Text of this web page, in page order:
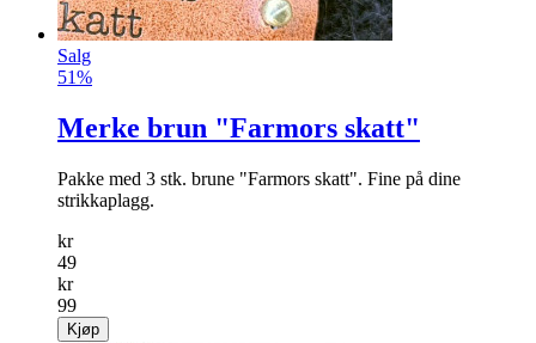
Salg
51%
Merke brun "Farmors skatt"
Pakke med 3 stk. brune "Farmors skatt". Fine på dine
strikkaplagg.
kr
49
kr
99
Kjøp